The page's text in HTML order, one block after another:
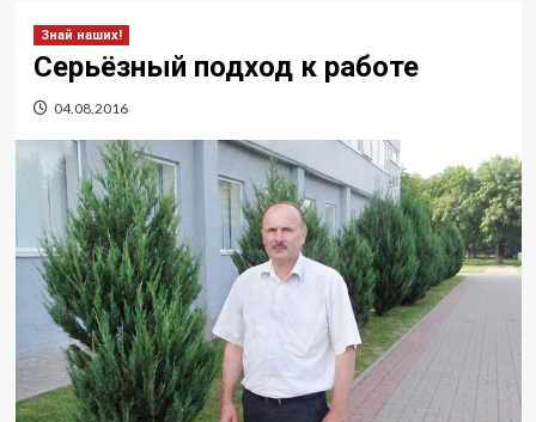
Знай наших!
Серьёзный подход к работе
04.08.2016